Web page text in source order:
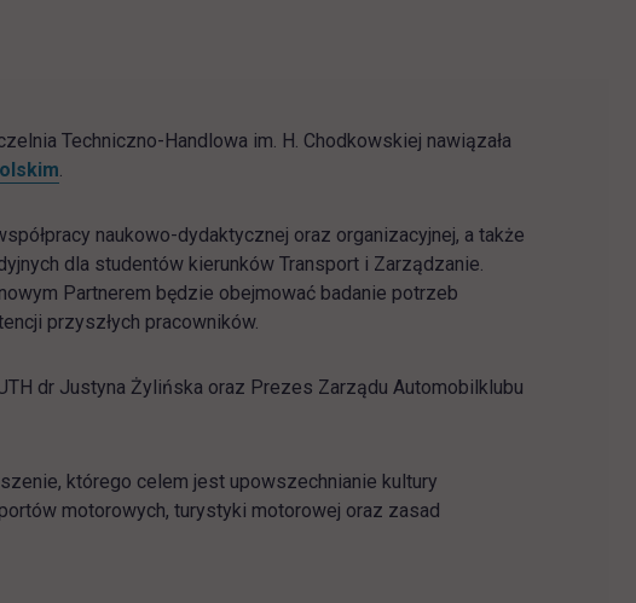
Techniczno-Handlowa im. H. Chodkowskiej nawiązała
.
naukowo-dydaktycznej oraz organizacyjnej, a także
dla studentów kierunków Transport i Zarządzanie.
Partnerem będzie obejmować badanie potrzeb
przyszłych pracowników.
dr Justyna Żylińska oraz Prezes Zarządu Automobilklubu
którego celem jest upowszechnianie kultury
motorowych, turystyki motorowej oraz zasad